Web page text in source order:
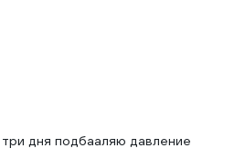
дня подбааляю давление